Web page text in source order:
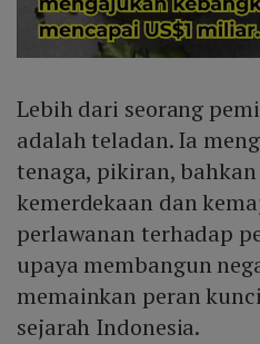
Lebih dari seorang
adalah teladan. Ia
tenaga, pikiran,
kemerdekaan dan
perlawanan terhadap
upaya membangun
memainkan peran
sejarah Indonesia.